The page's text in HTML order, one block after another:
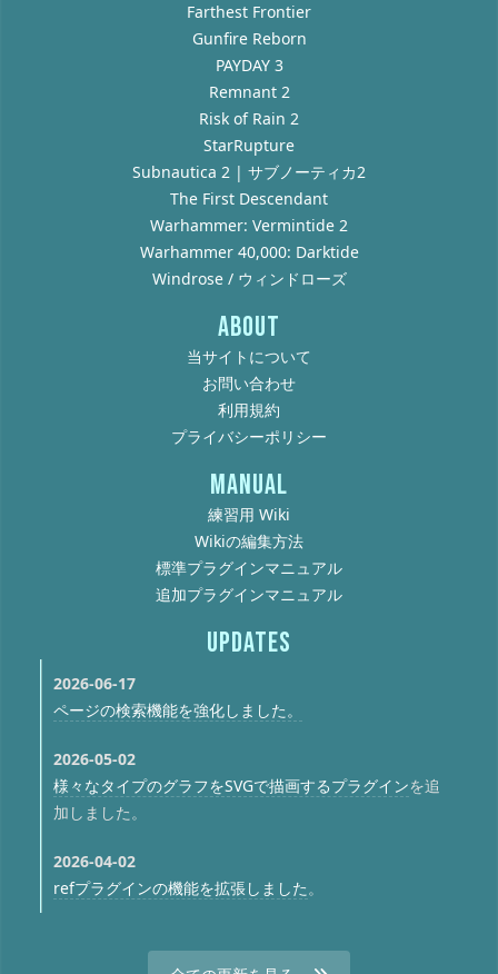
Farthest Frontier
Gunfire Reborn
PAYDAY 3
Remnant 2
Risk of Rain 2
StarRupture
Subnautica 2 | サブノーティカ2
The First Descendant
Warhammer: Vermintide 2
Warhammer 40,000: Darktide
Windrose / ウィンドローズ
ABOUT
当サイトについて
お問い合わせ
利用規約
プライバシーポリシー
MANUAL
練習用 Wiki
Wikiの編集方法
標準プラグインマニュアル
追加プラグインマニュアル
UPDATES
2026-06-17
ページの検索機能を強化しました。
2026-05-02
様々なタイプのグラフをSVGで描画するプラグインを追
加しました。
2026-04-02
refプラグインの機能を拡張しました。